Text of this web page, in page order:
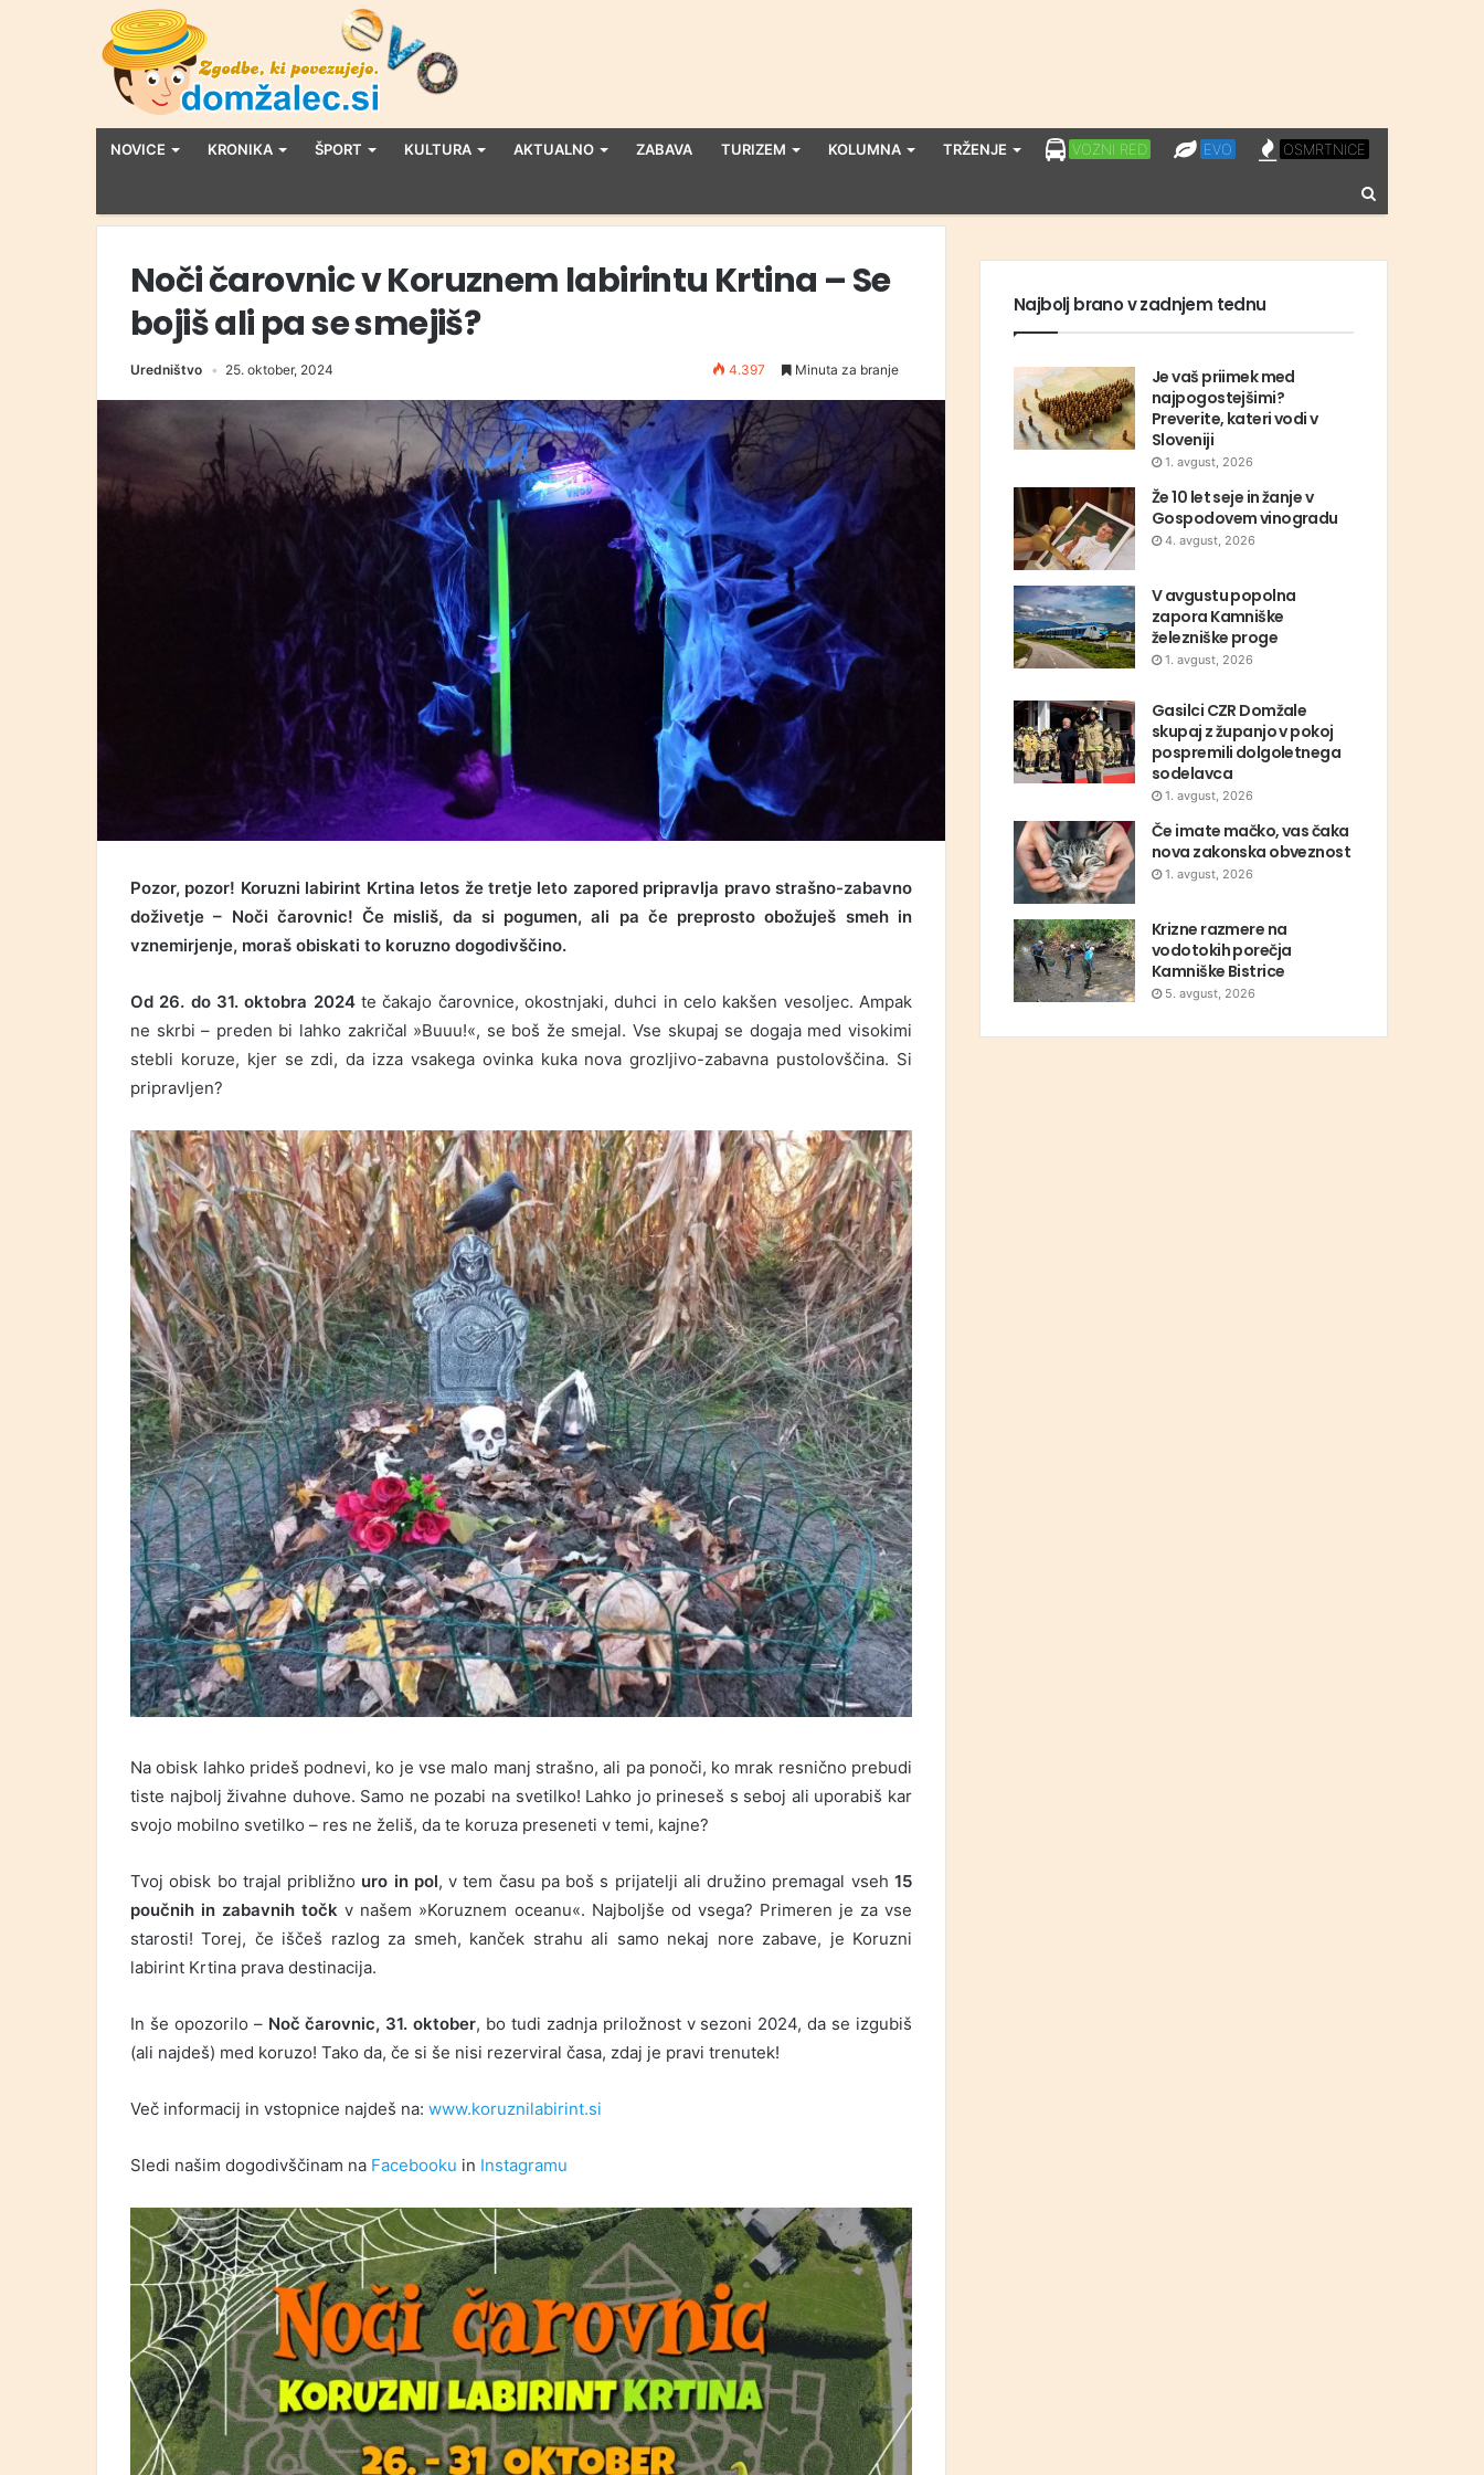
NOVICE KRONIKA ŠPORT KULTURA AKTUALNO ZABAVA TURIZEM KOLUMNA TRŽENJE LPP
VOZNI RED EVO
EVO OSMRTNICE
OSMRTNICE
Noči čarovnic v Koruznem labirintu Krtina – Se
bojiš ali pa se smejiš?
Uredništvo 25. oktober, 2024 4.397 Minuta za branje
Pozor, pozor! Koruzni labirint Krtina letos že tretje leto zapored pripravlja pravo strašno-zabavno
doživetje – Noči čarovnic! Če misliš, da si pogumen, ali pa če preprosto obožuješ smeh in
vznemirjenje, moraš obiskati to koruzno dogodivščino.
Od 26. do 31. oktobra 2024te čakajo čarovnice, okostnjaki, duhci in celo kakšen vesoljec. Ampak
ne skrbi – preden bi lahko zakričal »Buuu!«, se boš že smejal. Vse skupaj se dogaja med visokimi
stebli koruze, kjer se zdi, da izza vsakega ovinka kuka nova grozljivo-zabavna pustolovščina. Si
pripravljen?
Na obisk lahko prideš podnevi, ko je vse malo manj strašno, ali pa ponoči, ko mrak resnično prebudi
tiste najbolj živahne duhove. Samo ne pozabi na svetilko! Lahko jo prineseš s seboj ali uporabiš kar
svojo mobilno svetilko – res ne želiš, da te koruza preseneti v temi, kajne?
Tvoj obisk bo trajal približno uro in pol, v tem času pa boš s prijatelji ali družino premagal vseh15
poučnih in zabavnih točk v našem »Koruznem oceanu«. Najboljše od vsega? Primeren je za vse
starosti! Torej, če iščeš razlog za smeh, kanček strahu ali samo nekaj nore zabave, je Koruzni
labirint Krtina prava destinacija.
In še opozorilo – Noč čarovnic, 31. oktober, bo tudi zadnja priložnost v sezoni 2024, da se izgubiš
(ali najdeš) med koruzo! Tako da, če si še nisi rezerviral časa, zdaj je pravi trenutek!
Več informacij in vstopnice najdeš na: www.koruznilabirint.si
Sledi našim dogodivščinam na Facebooku in Instagramu
Najbolj brano v zadnjem tednu
Je vaš priimek med
najpogostejšimi?
Preverite, kateri vodi v
Sloveniji
1. avgust, 2026
Že 10 let seje in žanje v
Gospodovem vinogradu
4. avgust, 2026
V avgustu popolna
zapora Kamniške
železniške proge
1. avgust, 2026
Gasilci CZR Domžale
skupaj z županjo v pokoj
pospremili dolgoletnega
sodelavca
1. avgust, 2026
Če imate mačko, vas čaka
nova zakonska obveznost
1. avgust, 2026
Krizne razmere na
vodotokih porečja
Kamniške Bistrice
5. avgust, 2026